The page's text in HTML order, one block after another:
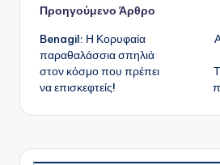
Πλοήγηση
δημοσιεύσεων
Προηγούμενο Άρθρο
Benagil: Η Κορυφαία
παραθαλάσσια σπηλιά
στον κόσμο που πρέπει
να επισκεφτείς!